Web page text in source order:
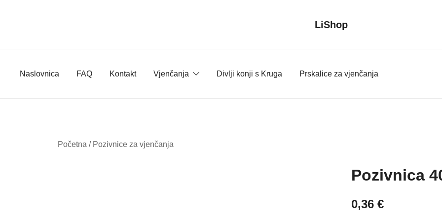
LiShop
Naslovnica FAQ Kontakt Vjenčanja Divlji konji s Kruga Prskalice za vjenčanja
Početna / Pozivnice za vjenčanja
Pozivnica
0,36 €